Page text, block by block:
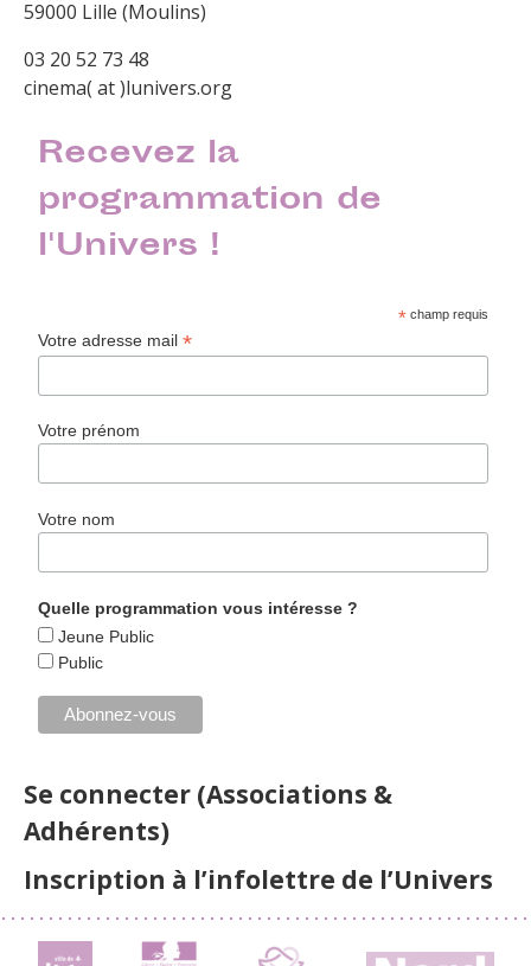
59000 Lille (Moulins)
03 20 52 73 48
cinema( at )lunivers.org
Recevez la
programmation de
l'Univers !
* champ requis
Votre adresse mail*
Votre prénom
Votre nom
Quelle programmation vous intéresse ?
Jeune Public
Public
Se connecter (Associations &
Adhérents)
Inscription à l’infolettre de l’Univers